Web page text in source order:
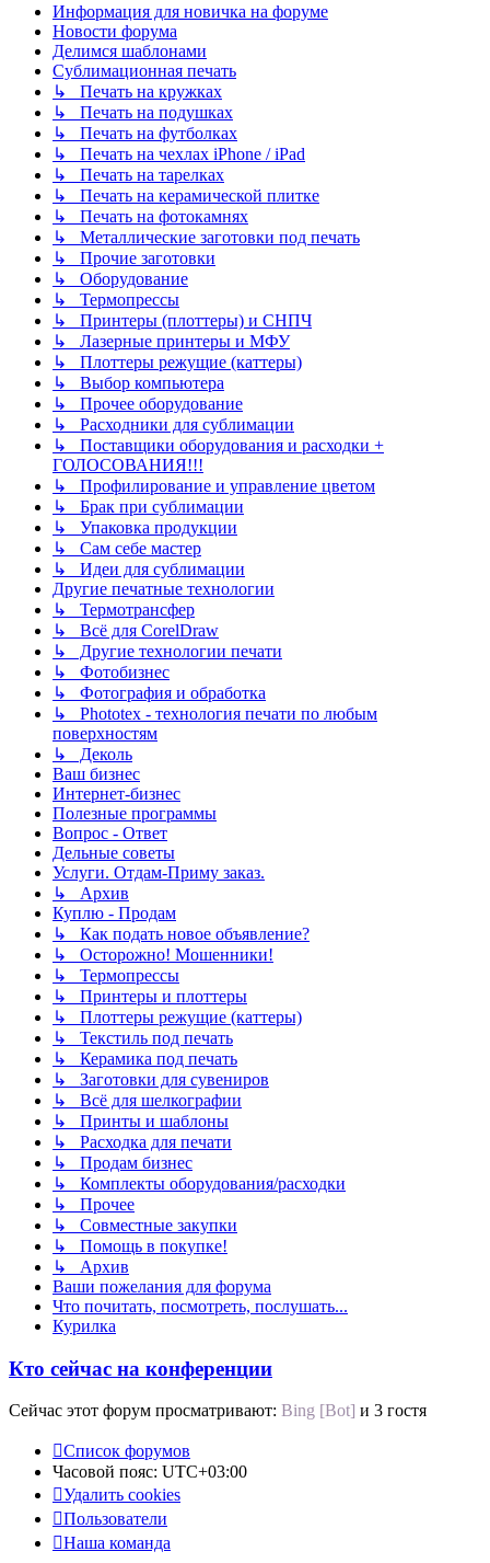
Информация для новичка на форуме
Новости форума
Делимся шаблонами
Сублимационная печать
↳ Печать на кружках
↳ Печать на подушках
↳ Печать на футболках
↳ Печать на чехлах iPhone / iPad
↳ Печать на тарелках
↳ Печать на керамической плитке
↳ Печать на фотокамнях
↳ Металлические заготовки под печать
↳ Прочие заготовки
↳ Оборудование
↳ Термопрессы
↳ Принтеры (плоттеры) и СНПЧ
↳ Лазерные принтеры и МФУ
↳ Плоттеры режущие (каттеры)
↳ Выбор компьютера
↳ Прочее оборудование
↳ Расходники для сублимации
↳ Поставщики оборудования и расходки +
ГОЛОСОВАНИЯ!!!
↳ Профилирование и управление цветом
↳ Брак при сублимации
↳ Упаковка продукции
↳ Сам себе мастер
↳ Идеи для сублимации
Другие печатные технологии
↳ Термотрансфер
↳ Всё для CorelDraw
↳ Другие технологии печати
↳ Фотобизнес
↳ Фотография и обработка
↳ Phototex - технология печати по любым
поверхностям
↳ Деколь
Ваш бизнес
Интернет-бизнес
Полезные программы
Вопрос - Ответ
Дельные советы
Услуги. Отдам-Приму заказ.
↳ Архив
Куплю - Продам
↳ Как подать новое объявление?
↳ Осторожно! Мошенники!
↳ Термопрессы
↳ Принтеры и плоттеры
↳ Плоттеры режущие (каттеры)
↳ Текстиль под печать
↳ Керамика под печать
↳ Заготовки для сувениров
↳ Всё для шелкографии
↳ Принты и шаблоны
↳ Расходка для печати
↳ Продам бизнес
↳ Комплекты оборудования/расходки
↳ Прочее
↳ Совместные закупки
↳ Помощь в покупке!
↳ Архив
Ваши пожелания для форума
Что почитать, посмотреть, послушать...
Курилка
Кто сейчас на конференции
Сейчас этот форум просматривают: Bing [Bot] и 3 гостя
Список форумов
Часовой пояс: UTC+03:00
Удалить cookies
Пользователи
Наша команда